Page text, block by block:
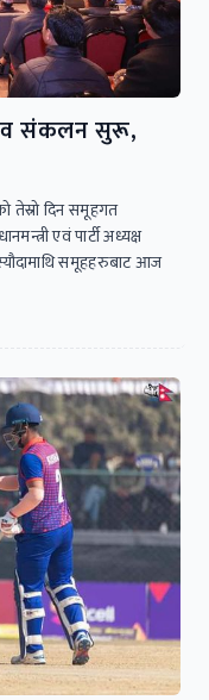
संकलन सुरू,
तेस्रो दिन समूहगत
एवं पार्टी अध्यक्ष
समूहहरुबाट आज